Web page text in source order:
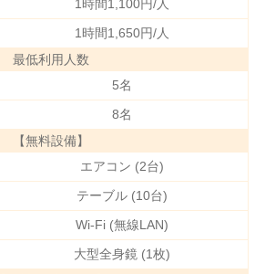
1時間1,100円/人
1時間1,650円/人
最低利用人数
5名
8名
【無料設備】
エアコン (2台)
テーブル (10台)
Wi-Fi (無線LAN)
大型全身鏡 (1枚)